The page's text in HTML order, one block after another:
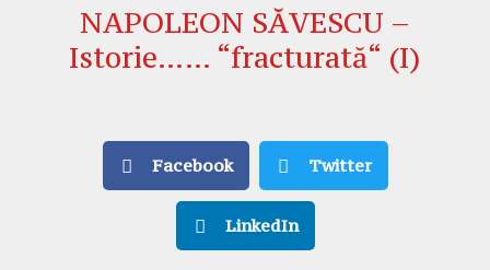
NAPOLEON SĂVESCU –
Istorie…… “fracturată“ (I)
Facebook Twitter
LinkedIn